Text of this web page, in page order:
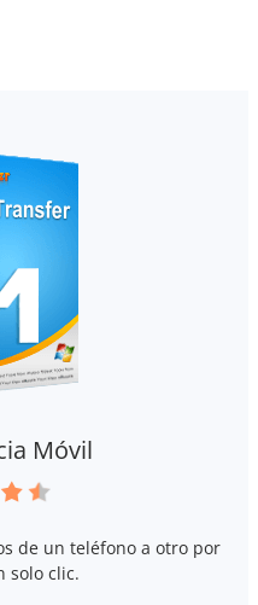
Móvil
de un teléfono a otro por
solo clic.